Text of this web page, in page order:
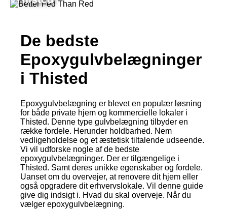
De bedste
Epoxygulvbelægninger
i Thisted
Epoxygulvbelægning er blevet en populær løsning
for både private hjem og kommercielle lokaler i
Thisted. Denne type gulvbelægning tilbyder en
række fordele. Herunder holdbarhed. Nem
vedligeholdelse og et æstetisk tiltalende udseende.
Vi vil udforske nogle af de bedste
epoxygulvbelægninger. Der er tilgængelige i
Thisted. Samt deres unikke egenskaber og fordele.
Uanset om du overvejer, at renovere dit hjem eller
også opgradere dit erhvervslokale. Vil denne guide
give dig indsigt i. Hvad du skal overveje. Når du
vælger epoxygulvbelægning.